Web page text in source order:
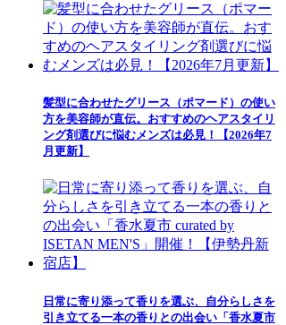
髪型に合わせたグリース（ポマード）の使い
方を美容師が直伝。おすすめのヘアスタイリ
ング剤選びに悩むメンズは必見！【2026年7
月更新】
日常に寄り添って香りを選ぶ、自分らしさを
引き立てる一本の香りとの出会い「香水夏市